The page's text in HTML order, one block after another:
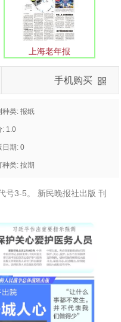
上海老年报
手机购买
种类: 报纸
: 1.0
日期: 0
种类: 按期
号3-5。 新民晚报社出版 刊